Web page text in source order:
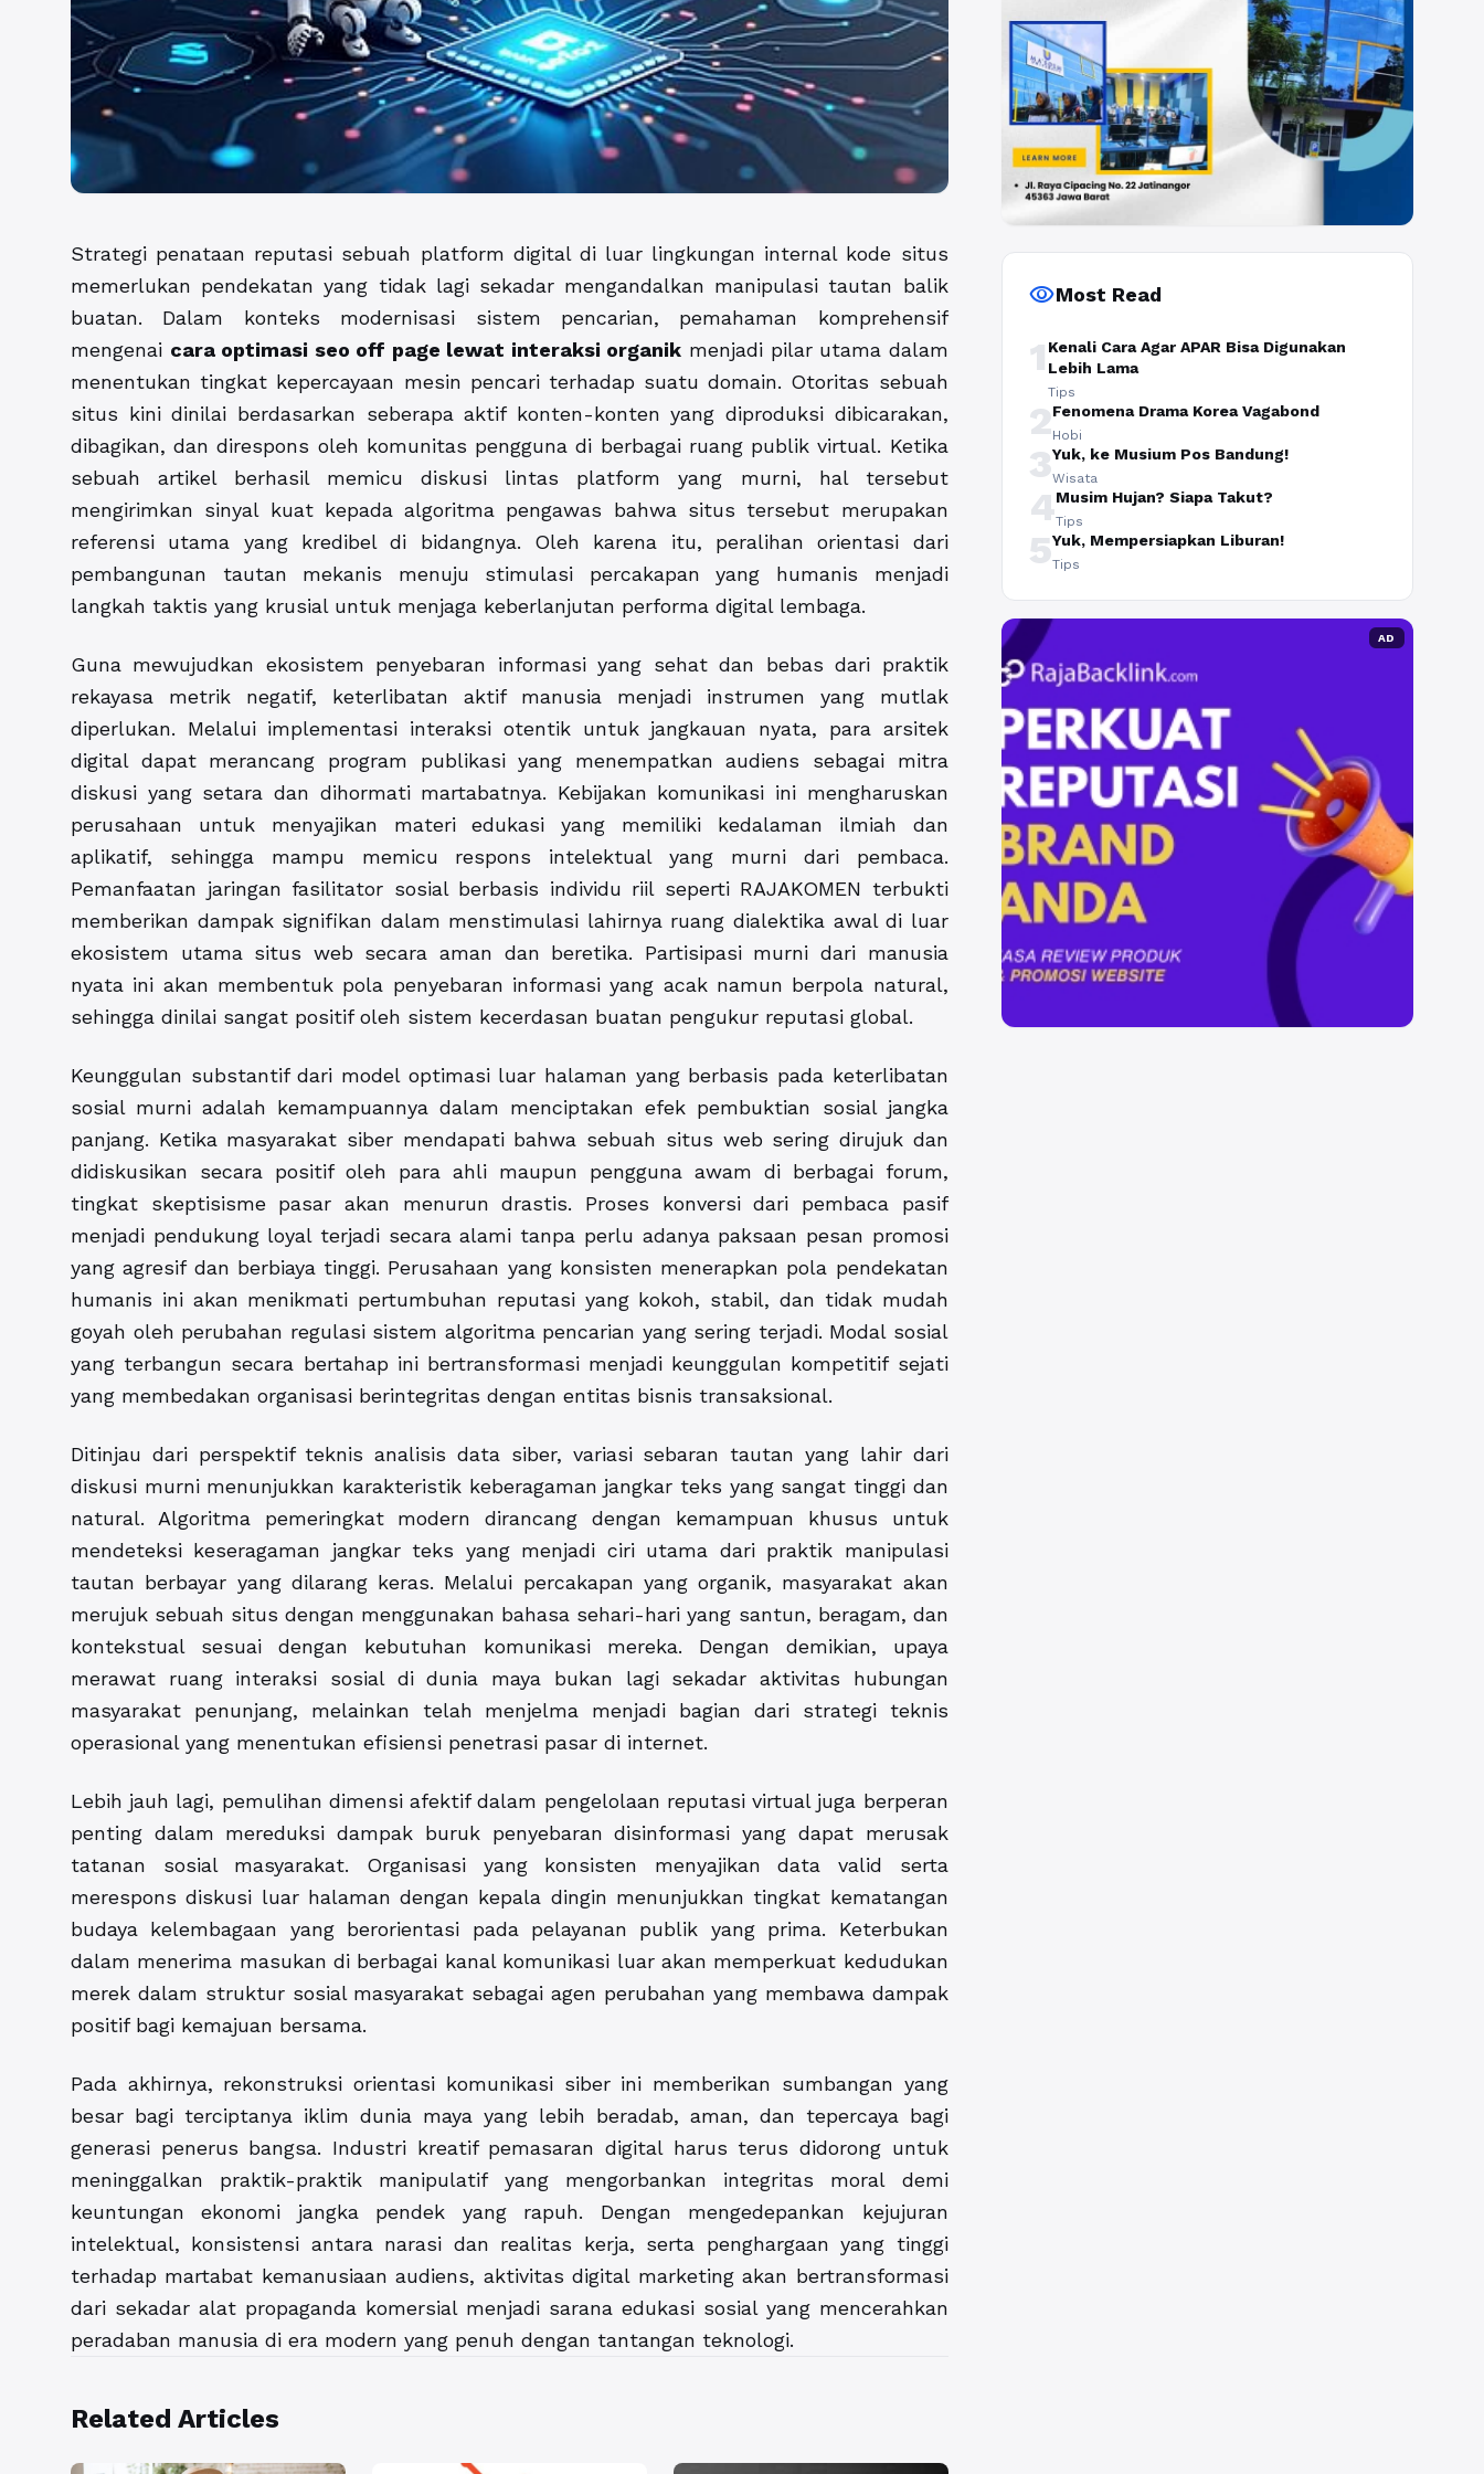
Strategi penataan reputasi sebuah platform digital di luar lingkungan internal kode situs
memerlukan pendekatan yang tidak lagi sekadar mengandalkan manipulasi tautan balik
buatan. Dalam konteks modernisasi sistem pencarian, pemahaman komprehensif
mengenai cara optimasi seo off page lewat interaksi organik menjadi pilar utama dalam
menentukan tingkat kepercayaan mesin pencari terhadap suatu domain. Otoritas sebuah
situs kini dinilai berdasarkan seberapa aktif konten-konten yang diproduksi dibicarakan,
dibagikan, dan direspons oleh komunitas pengguna di berbagai ruang publik virtual. Ketika
sebuah artikel berhasil memicu diskusi lintas platform yang murni, hal tersebut
mengirimkan sinyal kuat kepada algoritma pengawas bahwa situs tersebut merupakan
referensi utama yang kredibel di bidangnya. Oleh karena itu, peralihan orientasi dari
pembangunan tautan mekanis menuju stimulasi percakapan yang humanis menjadi
langkah taktis yang krusial untuk menjaga keberlanjutan performa digital lembaga.
Guna mewujudkan ekosistem penyebaran informasi yang sehat dan bebas dari praktik
rekayasa metrik negatif, keterlibatan aktif manusia menjadi instrumen yang mutlak
diperlukan. Melalui implementasi interaksi otentik untuk jangkauan nyata, para arsitek
digital dapat merancang program publikasi yang menempatkan audiens sebagai mitra
diskusi yang setara dan dihormati martabatnya. Kebijakan komunikasi ini mengharuskan
perusahaan untuk menyajikan materi edukasi yang memiliki kedalaman ilmiah dan
aplikatif, sehingga mampu memicu respons intelektual yang murni dari pembaca.
Pemanfaatan jaringan fasilitator sosial berbasis individu riil seperti RAJAKOMEN terbukti
memberikan dampak signifikan dalam menstimulasi lahirnya ruang dialektika awal di luar
ekosistem utama situs web secara aman dan beretika. Partisipasi murni dari manusia
nyata ini akan membentuk pola penyebaran informasi yang acak namun berpola natural,
sehingga dinilai sangat positif oleh sistem kecerdasan buatan pengukur reputasi global.
Keunggulan substantif dari model optimasi luar halaman yang berbasis pada keterlibatan
sosial murni adalah kemampuannya dalam menciptakan efek pembuktian sosial jangka
panjang. Ketika masyarakat siber mendapati bahwa sebuah situs web sering dirujuk dan
didiskusikan secara positif oleh para ahli maupun pengguna awam di berbagai forum,
tingkat skeptisisme pasar akan menurun drastis. Proses konversi dari pembaca pasif
menjadi pendukung loyal terjadi secara alami tanpa perlu adanya paksaan pesan promosi
yang agresif dan berbiaya tinggi. Perusahaan yang konsisten menerapkan pola pendekatan
humanis ini akan menikmati pertumbuhan reputasi yang kokoh, stabil, dan tidak mudah
goyah oleh perubahan regulasi sistem algoritma pencarian yang sering terjadi. Modal sosial
yang terbangun secara bertahap ini bertransformasi menjadi keunggulan kompetitif sejati
yang membedakan organisasi berintegritas dengan entitas bisnis transaksional.
Ditinjau dari perspektif teknis analisis data siber, variasi sebaran tautan yang lahir dari
diskusi murni menunjukkan karakteristik keberagaman jangkar teks yang sangat tinggi dan
natural. Algoritma pemeringkat modern dirancang dengan kemampuan khusus untuk
mendeteksi keseragaman jangkar teks yang menjadi ciri utama dari praktik manipulasi
tautan berbayar yang dilarang keras. Melalui percakapan yang organik, masyarakat akan
merujuk sebuah situs dengan menggunakan bahasa sehari-hari yang santun, beragam, dan
kontekstual sesuai dengan kebutuhan komunikasi mereka. Dengan demikian, upaya
merawat ruang interaksi sosial di dunia maya bukan lagi sekadar aktivitas hubungan
masyarakat penunjang, melainkan telah menjelma menjadi bagian dari strategi teknis
operasional yang menentukan efisiensi penetrasi pasar di internet.
Lebih jauh lagi, pemulihan dimensi afektif dalam pengelolaan reputasi virtual juga berperan
penting dalam mereduksi dampak buruk penyebaran disinformasi yang dapat merusak
tatanan sosial masyarakat. Organisasi yang konsisten menyajikan data valid serta
merespons diskusi luar halaman dengan kepala dingin menunjukkan tingkat kematangan
budaya kelembagaan yang berorientasi pada pelayanan publik yang prima. Keterbukan
dalam menerima masukan di berbagai kanal komunikasi luar akan memperkuat kedudukan
merek dalam struktur sosial masyarakat sebagai agen perubahan yang membawa dampak
positif bagi kemajuan bersama.
Pada akhirnya, rekonstruksi orientasi komunikasi siber ini memberikan sumbangan yang
besar bagi terciptanya iklim dunia maya yang lebih beradab, aman, dan tepercaya bagi
generasi penerus bangsa. Industri kreatif pemasaran digital harus terus didorong untuk
meninggalkan praktik-praktik manipulatif yang mengorbankan integritas moral demi
keuntungan ekonomi jangka pendek yang rapuh. Dengan mengedepankan kejujuran
intelektual, konsistensi antara narasi dan realitas kerja, serta penghargaan yang tinggi
terhadap martabat kemanusiaan audiens, aktivitas digital marketing akan bertransformasi
dari sekadar alat propaganda komersial menjadi sarana edukasi sosial yang mencerahkan
peradaban manusia di era modern yang penuh dengan tantangan teknologi.
Related Articles
visibilityMost Read
1 Kenali Cara Agar APAR Bisa Digunakan
Lebih Lama
Tips
2Fenomena Drama Korea Vagabond
Hobi
3Yuk, ke Musium Pos Bandung!
Wisata
4Musim Hujan? Siapa Takut?
Tips
5Yuk, Mempersiapkan Liburan!
Tips
AD